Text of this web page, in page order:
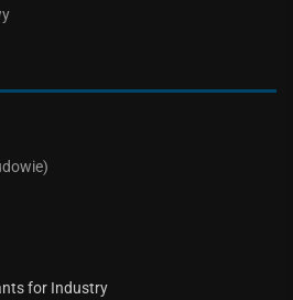
for Industry